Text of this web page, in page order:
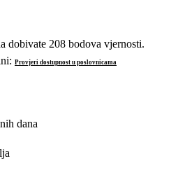
dobivate 208 bodova vjernosti.
Provjeri dostupnost u poslovnicama
dana